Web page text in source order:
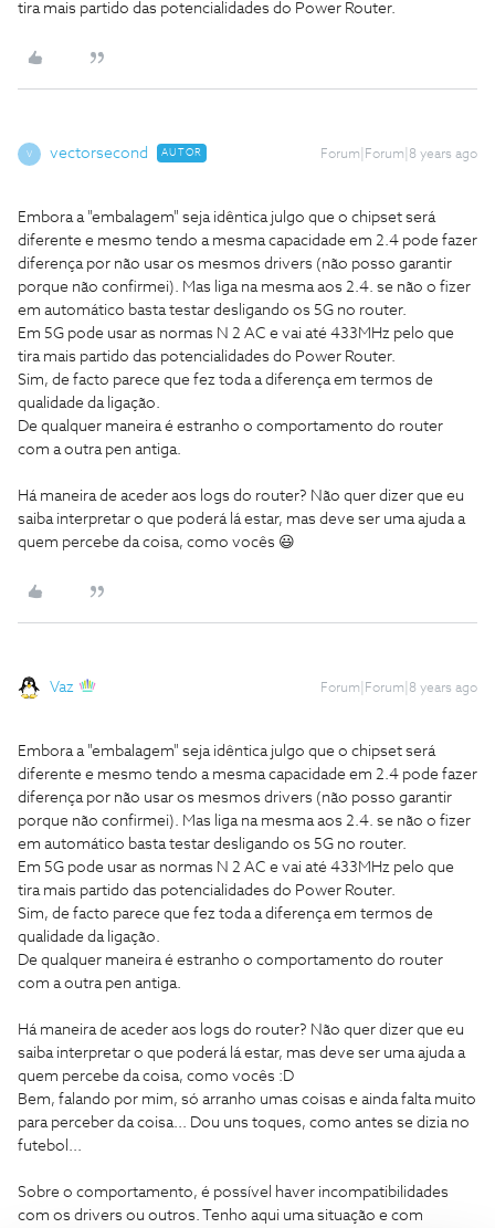
tira mais partido das potencialidades do Power Router.
V vectorsecond AUTOR Forum|Forum|8 years ago
Embora a "embalagem" seja idêntica julgo que o chipset será
diferente e mesmo tendo a mesma capacidade em 2.4 pode fazer
diferença por não usar os mesmos drivers (não posso garantir
porque não confirmei). Mas liga na mesma aos 2.4. se não o fizer
em automático basta testar desligando os 5G no router.
Em 5G pode usar as normas N 2 AC e vai até 433MHz pelo que
tira mais partido das potencialidades do Power Router.
Sim, de facto parece que fez toda a diferença em termos de
qualidade da ligação.
De qualquer maneira é estranho o comportamento do router
com a outra pen antiga.
Há maneira de aceder aos logs do router? Não quer dizer que eu
saiba interpretar o que poderá lá estar, mas deve ser uma ajuda a
quem percebe da coisa, como vocês 😃
Vaz Forum|Forum|8 years ago
Embora a "embalagem" seja idêntica julgo que o chipset será
diferente e mesmo tendo a mesma capacidade em 2.4 pode fazer
diferença por não usar os mesmos drivers (não posso garantir
porque não confirmei). Mas liga na mesma aos 2.4. se não o fizer
em automático basta testar desligando os 5G no router.
Em 5G pode usar as normas N 2 AC e vai até 433MHz pelo que
tira mais partido das potencialidades do Power Router.
Sim, de facto parece que fez toda a diferença em termos de
qualidade da ligação.
De qualquer maneira é estranho o comportamento do router
com a outra pen antiga.
Há maneira de aceder aos logs do router? Não quer dizer que eu
saiba interpretar o que poderá lá estar, mas deve ser uma ajuda a
quem percebe da coisa, como vocês :D
Bem, falando por mim, só arranho umas coisas e ainda falta muito
para perceber da coisa... Dou uns toques, como antes se dizia no
futebol...
Sobre o comportamento, é possível haver incompatibilidades
com os drivers ou outros. Tenho aqui uma situação e com